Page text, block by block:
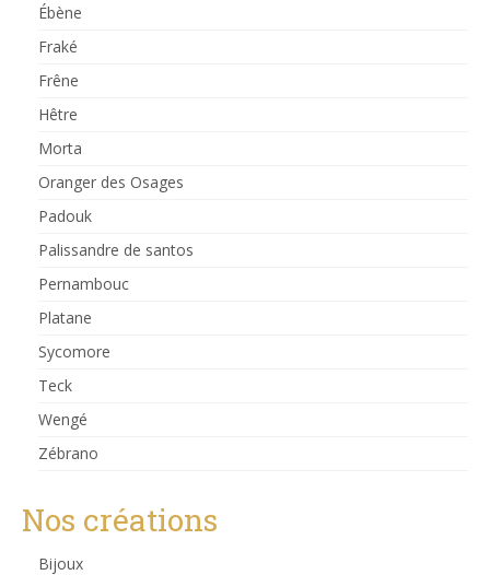
Ébène
Fraké
Frêne
Hêtre
Morta
Oranger des Osages
Padouk
Palissandre de santos
Pernambouc
Platane
Sycomore
Teck
Wengé
Zébrano
Nos créations
Bijoux